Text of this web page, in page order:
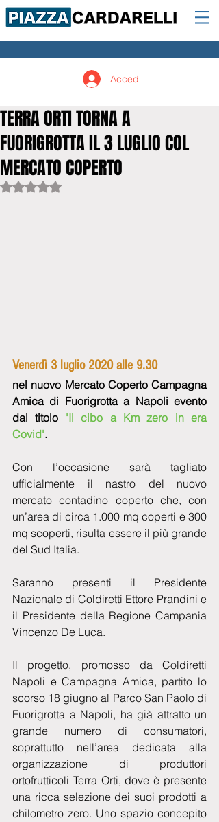
Accedi
TERRA ORTI TORNA A
FUORIGROTTA IL 3 LUGLIO COL
MERCATO COPERTO
Valutazione NaN stelle su 5.
Venerdì 3 luglio 2020 alle 9.30
nel nuovo Mercato Coperto Campagna
Amica di Fuorigrotta a Napoli evento
dal titolo 'Il cibo a Km zero in era
Covid'.
Con l’occasione sarà tagliato
ufficialmente il nastro del nuovo
mercato contadino coperto che, con
un’area di circa 1.000 mq coperti e 300
mq scoperti, risulta essere il più grande
del Sud Italia.
Saranno presenti il Presidente
Nazionale di Coldiretti Ettore Prandini e
il Presidente della Regione Campania
Vincenzo De Luca.
Il progetto, promosso da Coldiretti
Napoli e Campagna Amica, partito lo
scorso 18 giugno al Parco San Paolo di
Fuorigrotta a Napoli, ha già attratto un
grande numero di consumatori,
soprattutto nell’area dedicata alla
organizzazione di produttori
ortofrutticoli Terra Orti, dove è presente
una ricca selezione dei suoi prodotti a
chilometro zero. Uno spazio concepito